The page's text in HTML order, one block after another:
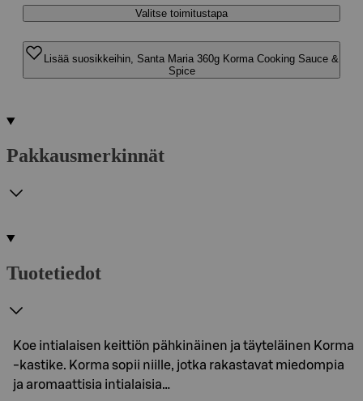
Valitse toimitustapa
Lisää suosikkeihin, Santa Maria 360g Korma Cooking Sauce &
Spice
Pakkausmerkinnät
Tuotetiedot
Koe intialaisen keittiön pähkinäinen ja täyteläinen Korma
-kastike. Korma sopii niille, jotka rakastavat miedompia
ja aromaattisia intialaisia…